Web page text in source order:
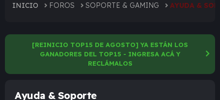
INICIO FOROS SOPORTE & GAMING AYUDA &
[REINICIO TOP15 DE AGOSTO] YA ESTÁN LOS
GANADORES DEL TOP15 - INGRESA ACÁ Y
RECLÁMALOS
Ayuda & Soporte